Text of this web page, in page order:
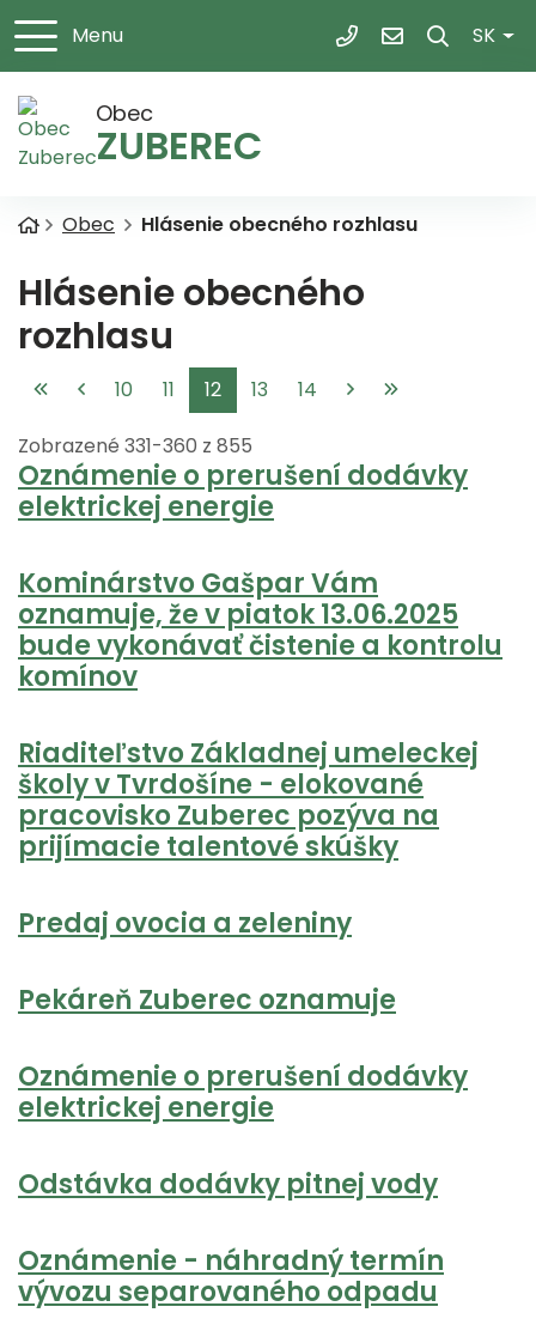
Menu +421 43 5395 103
SK
Obec
ZUBEREC
Úvodná stránka
Obec Hlásenie obecného rozhlasu
Hlásenie obecného
rozhlasu
10 11 12 13 14
Zobrazené 331-360 z 855
Oznámenie o prerušení dodávky
elektrickej energie
Kominárstvo Gašpar Vám
oznamuje, že v piatok 13.06.2025
bude vykonávať čistenie a kontrolu
komínov
Riaditeľstvo Základnej umeleckej
školy v Tvrdošíne - elokované
pracovisko Zuberec pozýva na
prijímacie talentové skúšky
Predaj ovocia a zeleniny
Pekáreň Zuberec oznamuje
Oznámenie o prerušení dodávky
elektrickej energie
Odstávka dodávky pitnej vody
Oznámenie - náhradný termín
vývozu separovaného odpadu